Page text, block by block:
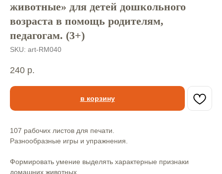
животные» для детей дошкольного
возраста в помощь родителям,
педагогам. (3+)
SKU: art-RM040
240 р.
в корзину
107 рабочих листов для печати.
Разнообразные игры и упражнения.
Формировать умение выделять характерные признаки
домашних животных